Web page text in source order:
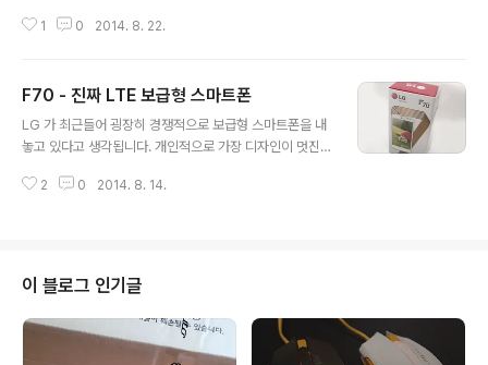
는 G3 를 닮은 가로줄형태의 금속 헤어라인 느낌을 ..
었고, 특힌아 배터리의 갯수라던가 디자인적인 부분이 다
로 알려져 있습니다. G3 Beat(G3 비트)는 어떤 제품인지
확인해보도록 하겠습니다. LG G3 Beat 는 다른 G 시리
즈와는 다르게 제품 외형을 찍은 사진이 박스에 인쇄되어
품 외형이 박스 겉면에 인쇄되어 나와서, 이 부분은 동일하
1 0 2014. 8. 22.
F70 - 진짜 LTE 보급형 스마트폰
LG 가 최근들어 굉장히 경쟁적으로 보급형 스마트폰을 내
놓고 있다고 생각됩니다. 개인적으로 가장 디자인이 멋진
도 보급형 치고는 가격이 조금 높은지라, 이번에는 LG 의 L
보급형이면서도 참 편리한 제품으로 알려져 있는데요! 어
떤 제품인지 살펴보겠습니다!! 보급형 기종이라 고급형의
박스를 사용하지 않습니다. L70 과 흡사한 박스인데 사이
즈가 좀 더 작습니다. 박스는 간단하게 봉일씰로 봉인되어
2 0 2014. 8. 14.
이 블로그 인기글